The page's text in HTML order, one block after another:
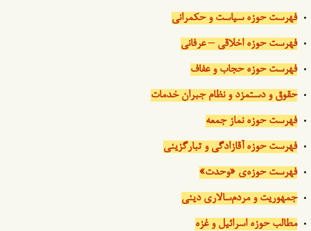
فهرست حوزه سیاست و حکمرانی
فهرست حوزه اخلاقی – عرفانی
فهرست حوزه حجاب و عفاف
حقوق و دستمزد و نظام جبران خدمات
فهرست حوزه نماز جمعه
فهرست حوزه آقازادگی و تبارگزینی
فهرست حوزه‌ی «وحدت»
جمهوریت و مردم‌سالاری دینی
مطالب حوزه اسرائیل و غزه